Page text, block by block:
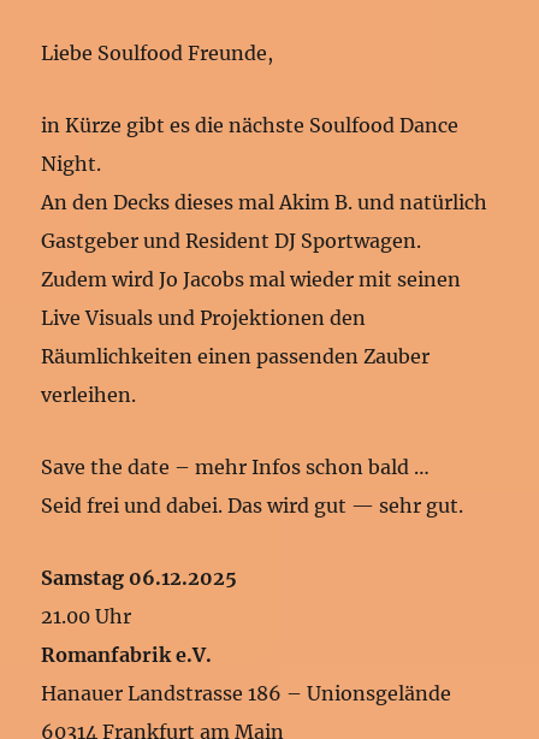
Liebe Soulfood Freunde,
in Kürze gibt es die nächste Soulfood Dance
Night.
An den Decks dieses mal Akim B. und natürlich
Gastgeber und Resident DJ Sportwagen.
Zudem wird Jo Jacobs mal wieder mit seinen
Live Visuals und Projektionen den
Räumlichkeiten einen passenden Zauber
verleihen.
Save the date – mehr Infos schon bald …
Seid frei und dabei. Das wird gut — sehr gut.
Samstag 06.12.2025
21.00 Uhr
Romanfabrik e.V.
Hanauer Landstrasse 186 – Unionsgelände
60314 Frankfurt am Main